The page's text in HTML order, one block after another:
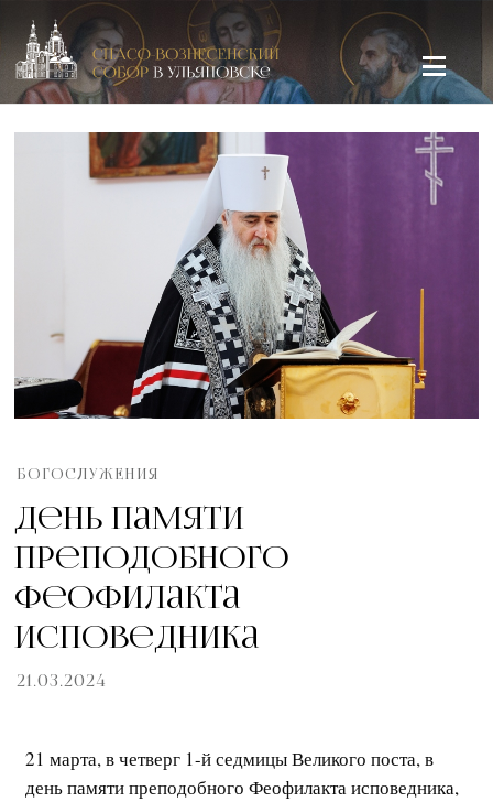
Спасо-Вознесенский кафедральный собор в Ульяновске
БОГОСЛУЖЕНИЯ
День памяти
преподобного
Феофилакта
исповедника
21.03.2024
21 марта, в четверг 1-й седмицы Великого поста, в
день памяти преподобного Феофилакта исповедника,